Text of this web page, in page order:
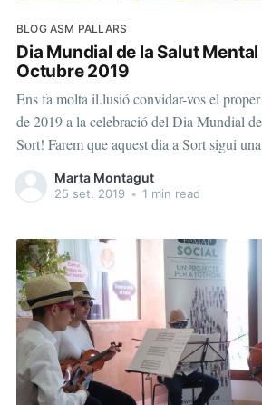
BLOG ASM PALLARS
Dia Mundial de la Salut Mental
Octubre 2019
Ens fa molta il.lusió convidar-vos el proper
de 2019 a la celebració del Dia Mundial
Sort! Farem que aquest dia a Sort sigui
reivindicativa sota el lema ”Parlar i
de
Marta Montagut
25 set. 2019 • 1 min read